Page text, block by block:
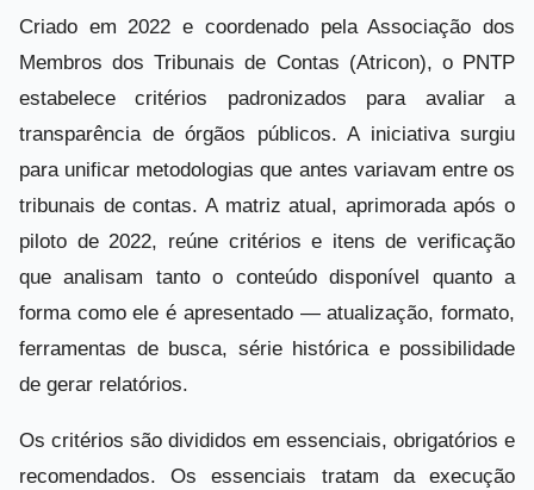
Criado em 2022 e coordenado pela Associação dos
Membros dos Tribunais de Contas (Atricon), o PNTP
estabelece critérios padronizados para avaliar a
transparência de órgãos públicos. A iniciativa surgiu
para unificar metodologias que antes variavam entre os
tribunais de contas. A matriz atual, aprimorada após o
piloto de 2022, reúne critérios e itens de verificação
que analisam tanto o conteúdo disponível quanto a
forma como ele é apresentado — atualização, formato,
ferramentas de busca, série histórica e possibilidade
de gerar relatórios.
Os critérios são divididos em essenciais, obrigatórios e
recomendados. Os essenciais tratam da execução